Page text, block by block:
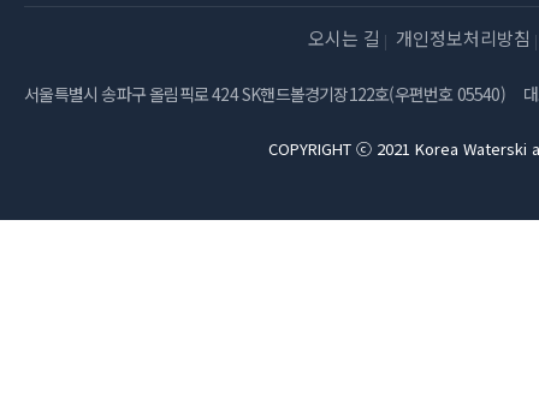
오시는 길 개인정보처리방침
서울특별시 송파구 올림픽로 424 SK핸드볼경기장122호(우편번호 05540)
COPYRIGHT ⓒ 2021 Korea Waterski